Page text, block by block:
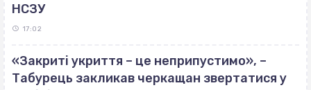
НСЗУ
17:02
«Закриті укриття – це неприпустимо», –
Табурець закликав черкащан звертатися у